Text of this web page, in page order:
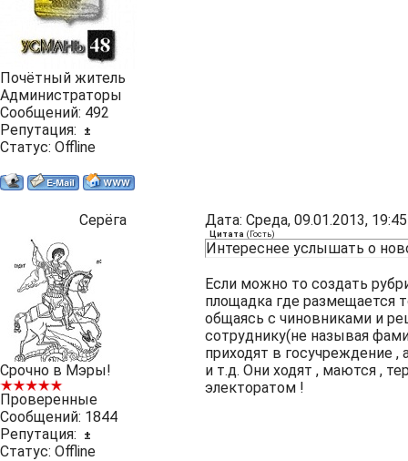
Почётный житель
Администраторы
Сообщений: 492
Репутация:
±
Статус: Offline
Серёга Дата: Среда, 09.01.2013,
Срочно в Мэры!
Проверенные
Сообщений: 1844
Репутация:
±
Статус: Offline
Цитата (Гость)
Интереснее услышать о
Если можно то создать
площадка где размещается
общаясь с чиновниками и
сотруднику(не называя
приходят в госучреждение ,
и т.д. Они ходят , маются ,
электоратом !